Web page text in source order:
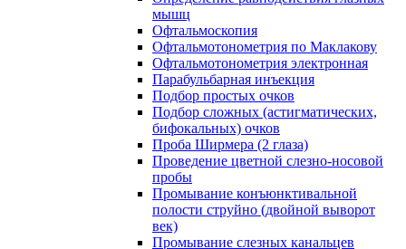
мышц
Офтальмоскопия
Офтальмотонометрия по Маклакову
Офтальмотонометрия электронная
Парабульбарная инъекция
Подбор простых очков
Подбор сложных (астигматических,
бифокальных) очков
Проба Ширмера (2 глаза)
Проведение цветной слезно-носовой
пробы
Промывание конъюнктивальной
полости струйно (двойной выворот
век)
Промывание слезных канальцев